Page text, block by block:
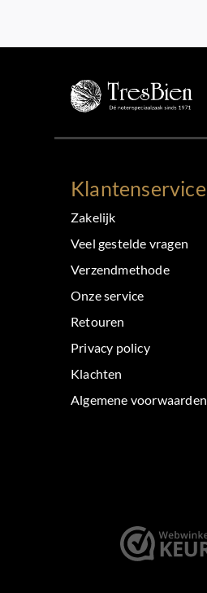
Klantenservice
Zakelijk
Veel gestelde vragen
Verzendmethode
Onze service
Retouren
Privacy policy
Klachten
Algemene voorwaarden